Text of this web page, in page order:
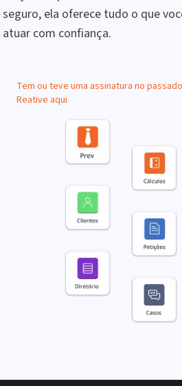
seguro, ela oferece tudo o que
atuar com confiança.
Tem ou teve uma assinatura no
Reative aqui